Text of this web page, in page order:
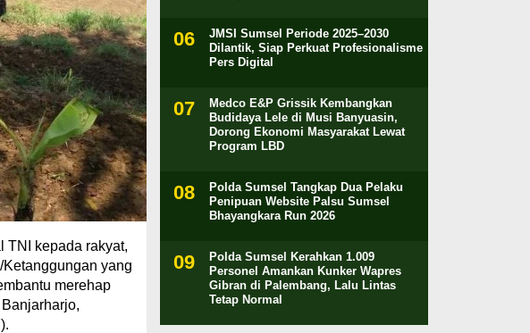
TNI kepada rakyat,
yang
merehap
JMSI Sumsel Periode 2025–2030
Dilantik, Siap Perkuat Profesionalisme
Pers Digital
Medco E&P Grissik Kembangkan
Budidaya Lele di Musi Banyuasin,
Dorong Ekonomi Masyarakat Lewat
Program LBD
Polda Sumsel Tangkap Dua Pelaku
Penipuan Website Palsu Sumsel
Bhayangkara Run 2026
Polda Sumsel Kerahkan 1.009
Personel Amankan Kunker Wapres
Gibran di Palembang, Lalu Lintas
Tetap Normal